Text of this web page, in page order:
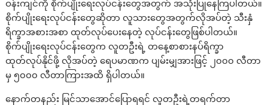
ဝန်းကျင်ကို စိုက်ပျိုးရေးလုပ်ငန်းတွေအတွက် အသုံးပြုနေကြပါတယ်။
စိုက်ပျိုးရေးလုပ်ငန်းတွေဆိုတာ လူသားတွေအတွက်လိုအပ်တဲ့ သီးနှံ
ရိက္ခာအစားအစာ ထုတ်လုပ်ပေးနေတဲ့ လုပ်ငန်းတွေဖြစ်ပါတယ်။
စိုက်ပျိုးရေးလုပ်ငန်းတွေက လူတဦးရဲ့ တနေ့စာစားနပ်ရိက္ခာ
ထုတ်လုပ်နိုင်ဖို့ လိုအပ်တဲ့ ရေပမာဏက ပျမ်းမျှအားဖြင့် ၂၀၀၀ လီတာ
မှ ၅၀၀၀ လီတာကြားအထိ ရှိပါတယ်။
နောက်တနည်း မြင်သာအောင်ပြောရရင် လူတဦးရဲ့တရက်တာ